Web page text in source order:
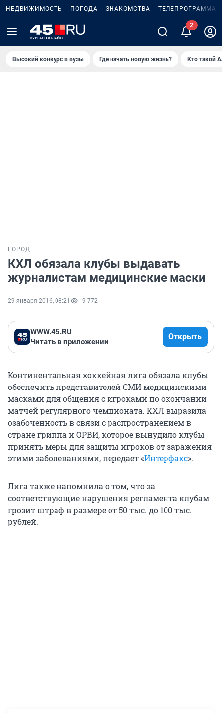
НЕДВИЖИМОСТЬ ПОГОДА ЗНАКОМСТВА ТЕЛЕПРОГРАММА
Высокий конкурс в вузы Где начать новую жизнь? Кто такой
ГОРОД
КХЛ обязала клубы выдавать
журналистам медицинские маски
29 января 2016, 08:21 9 772
WWW.45.RU
Читать в приложении
Открыть
Континентальная хоккейная лига обязала клубы
обеспечить представителей СМИ медицинскими
масками для общения с игроками по окончании
матчей регулярного чемпионата. КХЛ выразила
озабоченность в связи с распространением в
стране гриппа и ОРВИ, которое вынудило клубы
принять меры для защиты игроков от заражения
этими заболеваниями, передает «Интерфакс».
Лига также напомнила о том, что за
соответствующие нарушения регламента клубам
грозит штраф в размере от 50 тыс. до 100 тыс.
рублей.